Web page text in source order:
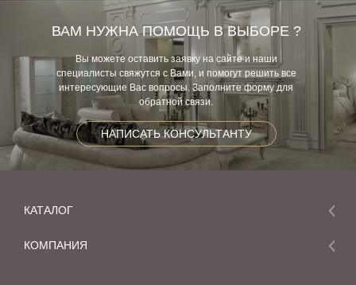
ВАМ НУЖНА ПОМОЩЬ В ВЫБОРЕ ?
Вы можете оставить заявку на сайте и наши
специалисты свяжутся с Вами, и помогут решить все
интересующие Вас вопросы. Заполните форму для
обратной связи.
НАПИСАТЬ КОНСУЛЬТАНТУ
КАТАЛОГ
Мебель
КОМПАНИЯ